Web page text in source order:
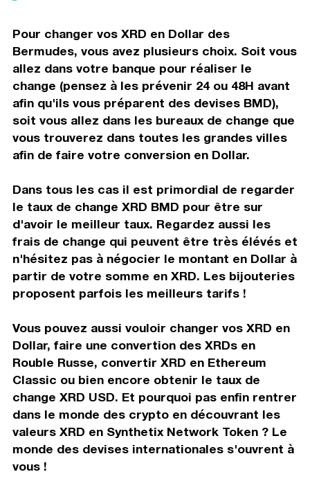
Pour changer vos XRD en Dollar des
Bermudes, vous avez plusieurs choix. Soit vous
allez dans votre banque pour réaliser le
change (pensez à les prévenir 24 ou 48H avant
afin qu'ils vous préparent des devises BMD),
soit vous allez dans les bureaux de change que
vous trouverez dans toutes les grandes villes
afin de faire votre conversion en Dollar.
Dans tous les cas il est primordial de regarder
le taux de change XRD BMD pour être sur
d'avoir le meilleur taux. Regardez aussi les
frais de change qui peuvent être très élévés et
n'hésitez pas à négocier le montant en Dollar à
partir de votre somme en XRD. Les bijouteries
proposent parfois les meilleurs tarifs !
Vous pouvez aussi vouloir changer vos XRD en
Dollar, faire une convertion des XRDs en
Rouble Russe, convertir XRD en Ethereum
Classic ou bien encore obtenir le taux de
change XRD USD. Et pourquoi pas enfin rentrer
dans le monde des crypto en découvrant les
valeurs XRD en Synthetix Network Token ? Le
monde des devises internationales s'ouvrent à
vous !